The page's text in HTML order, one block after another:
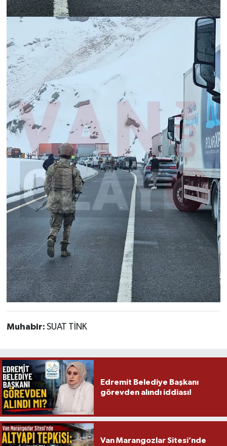
Muhabir: SUAT TİNK
Edremit Belediye Başkanı
görevden alındı iddiası!
Van Marangozlar Sitesi’nde